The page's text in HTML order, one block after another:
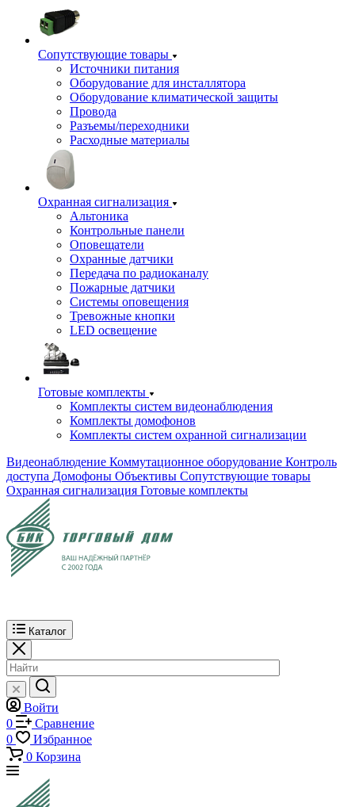
Сопутствующие товары
Источники питания
Оборудование для инсталлятора
Оборудование климатической защиты
Провода
Разъемы/переходники
Расходные материалы
Охранная сигнализация
Альтоника
Контрольные панели
Оповещатели
Охранные датчики
Передача по радиоканалу
Пожарные датчики
Системы оповещения
Тревожные кнопки
LED освещение
Готовые комплекты
Комплекты систем видеонаблюдения
Комплекты домофонов
Комплекты систем охранной сигнализации
Видеонаблюдение Коммутационное оборудование Контроль
доступа Домофоны Объективы Сопутствующие товары
Охранная сигнализация Готовые комплекты
Каталог
Войти
0
Сравнение
0
Избранное
0 Корзина